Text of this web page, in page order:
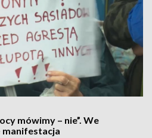
mówimy – nie”. We
manifestacja